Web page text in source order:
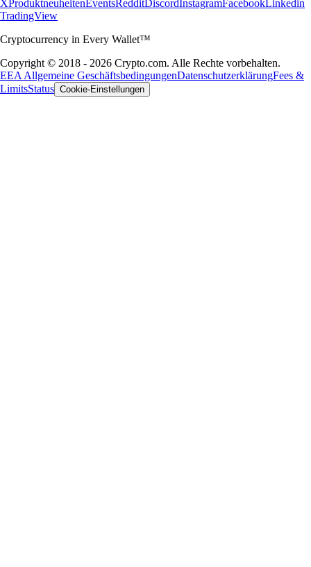
XProduktneuheitenEventsRedditDiscordInstagramFacebookLinkedin
TradingView
Cryptocurrency in Every Wallet™
Copyright © 2018 - 2026 Crypto.com. Alle Rechte vorbehalten.
EEA Allgemeine GeschäftsbedingungenDatenschutzerklärungFees &
LimitsStatus Cookie-Einstellungen